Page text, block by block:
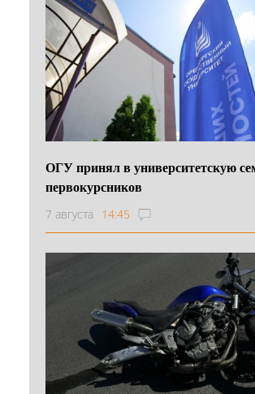
ОГУ принял в университетскую
первокурсников
7 августа 14:45